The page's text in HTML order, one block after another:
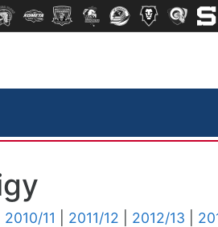
2010/11 2011/12 2012/13